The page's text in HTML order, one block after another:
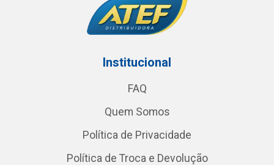
Institucional
FAQ
Quem Somos
Política de Privacidade
Política de Troca e Devolução